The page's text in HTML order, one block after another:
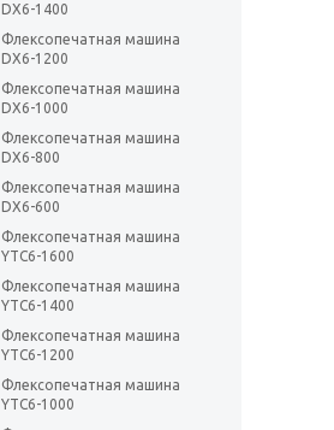
DX6-1400
Флексопечатная машина
DX6-1200
Флексопечатная машина
DX6-1000
Флексопечатная машина
DX6-800
Флексопечатная машина
DX6-600
Флексопечатная машина
YTC6-1600
Флексопечатная машина
YTC6-1400
Флексопечатная машина
YTC6-1200
Флексопечатная машина
YTC6-1000